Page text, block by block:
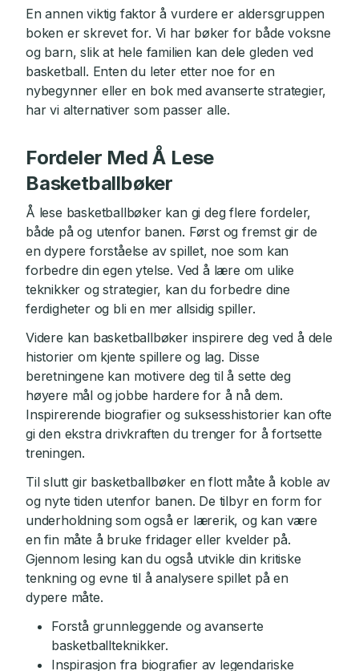
En annen viktig faktor å vurdere er aldersgruppen
boken er skrevet for. Vi har bøker for både voksne
og barn, slik at hele familien kan dele gleden ved
basketball. Enten du leter etter noe for en
nybegynner eller en bok med avanserte strategier,
har vi alternativer som passer alle.
Fordeler Med Å Lese
Basketballbøker
Å lese basketballbøker kan gi deg flere fordeler,
både på og utenfor banen. Først og fremst gir de
en dypere forståelse av spillet, noe som kan
forbedre din egen ytelse. Ved å lære om ulike
teknikker og strategier, kan du forbedre dine
ferdigheter og bli en mer allsidig spiller.
Videre kan basketballbøker inspirere deg ved å dele
historier om kjente spillere og lag. Disse
beretningene kan motivere deg til å sette deg
høyere mål og jobbe hardere for å nå dem.
Inspirerende biografier og suksesshistorier kan ofte
gi den ekstra drivkraften du trenger for å fortsette
treningen.
Til slutt gir basketballbøker en flott måte å koble av
og nyte tiden utenfor banen. De tilbyr en form for
underholdning som også er lærerik, og kan være
en fin måte å bruke fridager eller kvelder på.
Gjennom lesing kan du også utvikle din kritiske
tenkning og evne til å analysere spillet på en
dypere måte.
Forstå grunnleggende og avanserte
basketballteknikker.
Inspirasjon fra biografier av legendariske